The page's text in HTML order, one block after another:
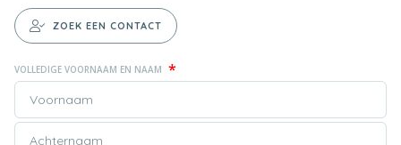
ZOEK EEN CONTACT
VOLLEDIGE VOORNAAM EN NAAM *